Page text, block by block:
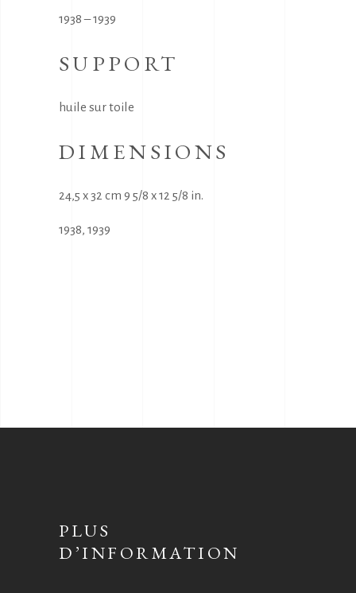
1938 – 1939
SUPPORT
huile sur toile
DIMENSIONS
24,5 x 32 cm 9 5/8 x 12 5/8 in.
1938, 1939
PLUS
D’INFORMATION